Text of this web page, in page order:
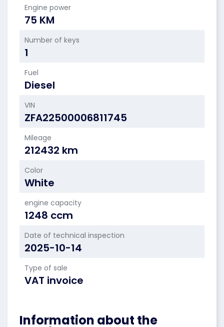
Engine power
75 KM
Number of keys
1
Fuel
Diesel
VIN
ZFA22500006811745
Mileage
212432 km
Color
White
engine capacity
1248 ccm
Date of technical inspection
2025-10-14
Type of sale
VAT invoice
Information about the